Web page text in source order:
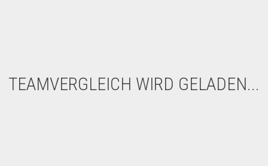
TEAMVERGLEICH WIRD GELADEN...